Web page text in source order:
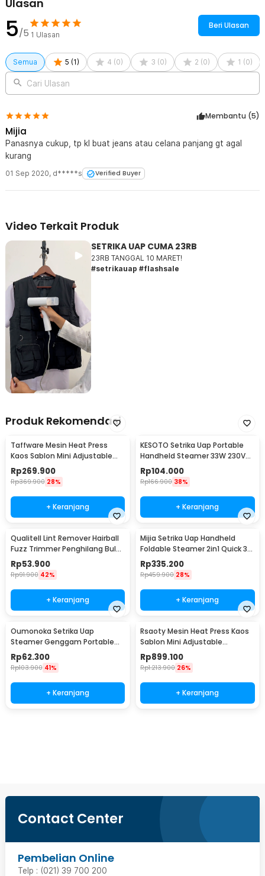
1 x Panduan Penggunaan
Ulasan
5/5 1 Ulasan
Beri Ulasan
Semua 5 (1 ) 4 (0) 3 (0) 2 (0) 1 (0)
Cari Ulasan
Membantu (5)
Mijia
Panasnya cukup, tp kl buat jeans atau celana panjang gt agal
kurang
01 Sep 2020, d*****s Verified Buyer
Video Terkait Produk
SETRIKA UAP CUMA 23RB
23RB TANGGAL 10 MARET!
#setrikauap #flashsale
Produk Rekomendasi
Taffware Mesin Heat Press
Kaos Sablon Mini Adjustable
Temperature 250W - AB106
Rp269.900
Rp369.900 28%
+ Keranjang
KESOTO Setrika Uap Portable
Handheld Steamer 33W 230V
50ml - GT-01
Rp104.000
Rp166.900 38%
+ Keranjang
Qualitell Lint Remover Hairball
Fuzz Trimmer Penghilang Bulu
Pakaian - ZSC242601
Rp53.900
Rp91.900 42%
+ Keranjang
Mijia Setrika Uap Handheld
Foldable Steamer 2in1 Quick 30
kPa 160ml - MJGTJ02LF
Rp335.200
Rp459.900 28%
+ Keranjang
Oumonoka Setrika Uap
Steamer Genggam Portable
Handheld 38W 50ml - YB-005
Rp62.300
Rp103.900 41%
+ Keranjang
Rsaoty Mesin Heat Press Kaos
Sablon Mini Adjustable
Temperature 22.7cm - C03
Rp899.100
Rp1.213.900 26%
+ Keranjang
Contact Center
Pembelian Online
Telp : (021) 39 700 200